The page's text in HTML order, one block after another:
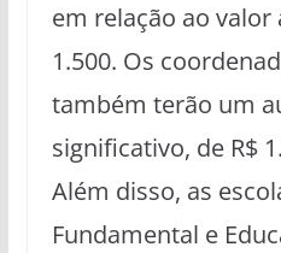
em relação ao valor
1.500. Os
também terão um
significativo, de R$
Além disso, as
Fundamental e